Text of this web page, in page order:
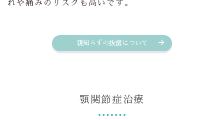
れや痛みのリスクも高いです。
親知らずの抜歯について
顎関節症治療